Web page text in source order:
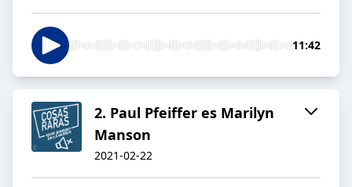
11:42
2. Paul Pfeiffer es Marilyn
Manson
2021-02-22